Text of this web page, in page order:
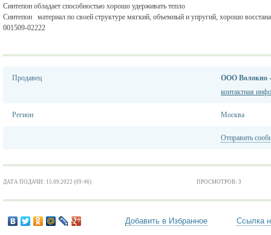
Синтепон обладает способностью хорошо удерживать тепло
Синтепон материал по своей структуре мягкий, объемный и упругий, хорошо
001509-02222
Продавец
ООО Волокно
контактная
Регион Москва
Отправить
ДАТА ПОДАЧИ: 15.09.2022 (09:46) ПРОСМОТРОВ: 3
Добавить в Избранное Ссылка